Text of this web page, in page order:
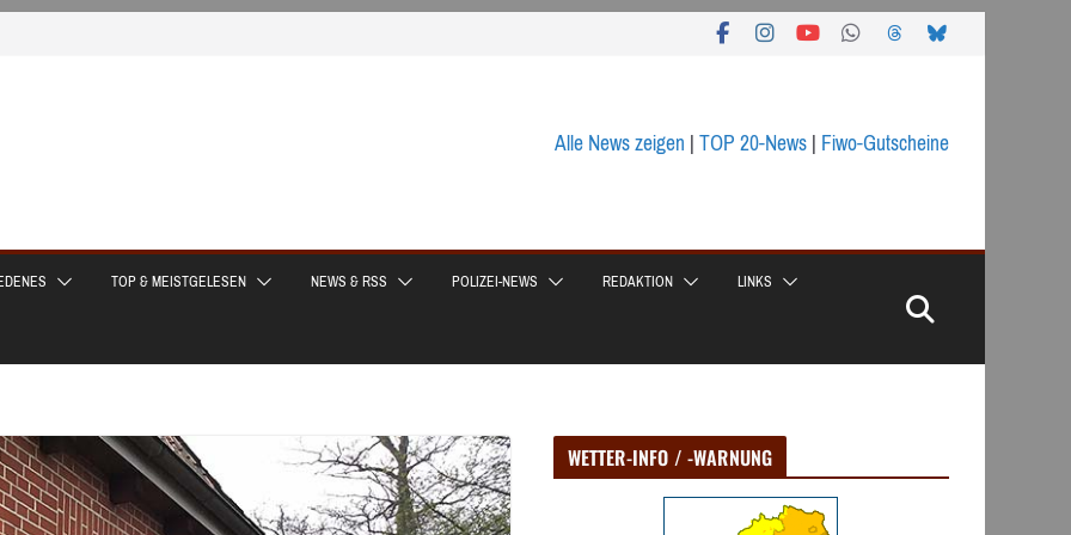
Alle News zeigen|TOP 20-News|Fiwo-Gutscheine
TOP & MEISTGELESEN NEWS & RSS POLIZEI-NEWS REDAKTION LINKS
WETTER-INFO / -WARNUNG